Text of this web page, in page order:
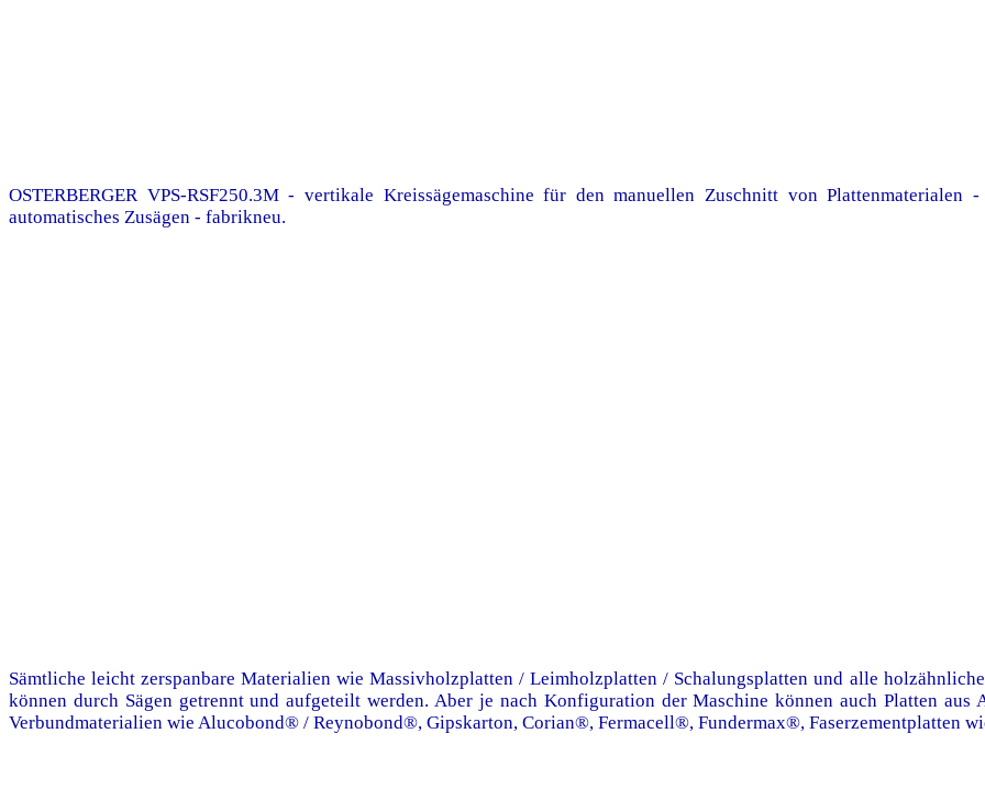
OSTERBERGER VPS-RSF250.3M - vertikale Kreissägemaschine für den manuellen Zuschnitt von
automatisches Zusägen - fabrikneu.
Sämtliche leicht zerspanbare Materialien wie Massivholzplatten / Leimholzplatten / Schalungsplatten und alle
können durch Sägen getrennt und aufgeteilt werden. Aber je nach Konfiguration der Maschine können auch Platten
Verbundmaterialien wie Alucobond® / Reynobond®, Gipskarton, Corian®, Fermacell®, Fundermax®, Faserzementplatten